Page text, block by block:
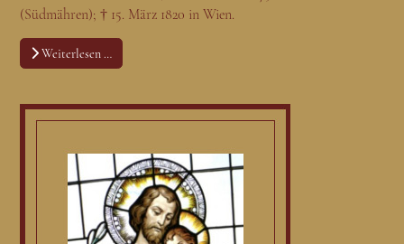
(Südmähren); † 15. März 1820 in Wien.
Weiterlesen …